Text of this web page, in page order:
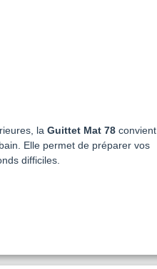
la Guittet Mat 78 convient
Elle permet de préparer vos
difficiles.